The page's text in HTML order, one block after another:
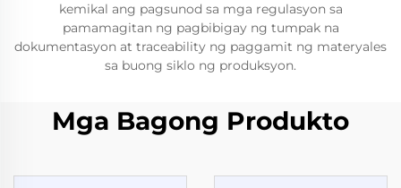
kemikal ang pagsunod sa mga regulasyon sa
pamamagitan ng pagbibigay ng tumpak na
dokumentasyon at traceability ng paggamit ng materyales
sa buong siklo ng produksyon.
Mga Bagong Produkto